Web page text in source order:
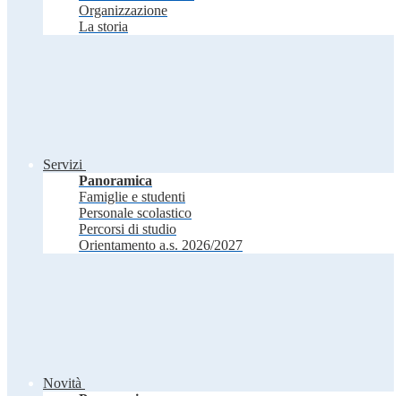
Organizzazione
La storia
Servizi
Panoramica
Famiglie e studenti
Personale scolastico
Percorsi di studio
Orientamento a.s. 2026/2027
Novità